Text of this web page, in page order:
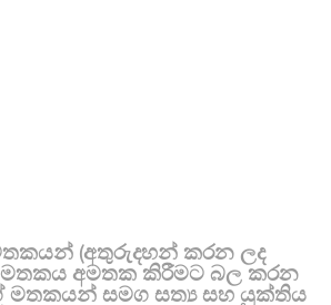
(අතුරුදහන් කරන ලද
අමතක කිරීමට බල කරන
මතකයන් සමග සත්‍ය සහ යුක්තිය